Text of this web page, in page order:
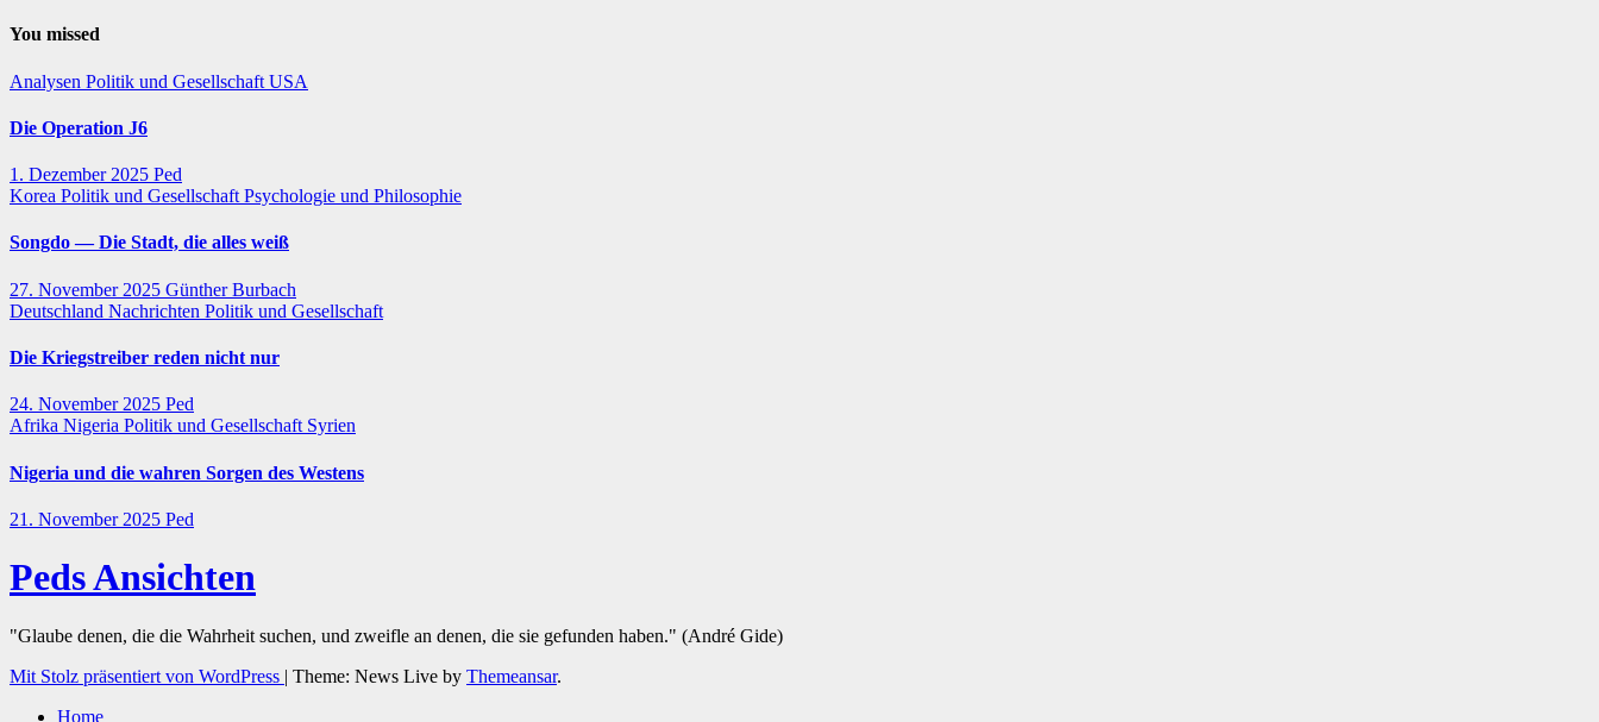
You missed
Analysen Politik und Gesellschaft USA
Die Operation J6
1. Dezember 2025 Ped
Korea Politik und Gesellschaft Psychologie und Philosophie
Songdo — Die Stadt, die alles weiß
27. November 2025 Günther Burbach
Deutschland Nachrichten Politik und Gesellschaft
Die Kriegstreiber reden nicht nur
24. November 2025 Ped
Afrika Nigeria Politik und Gesellschaft Syrien
Nigeria und die wahren Sorgen des Westens
21. November 2025 Ped
Peds Ansichten
"Glaube denen, die die Wahrheit suchen, und zweifle an denen, die sie gefunden haben." (André Gide)
Mit Stolz präsentiert von WordPress | Theme: News Live by Themeansar.
Home